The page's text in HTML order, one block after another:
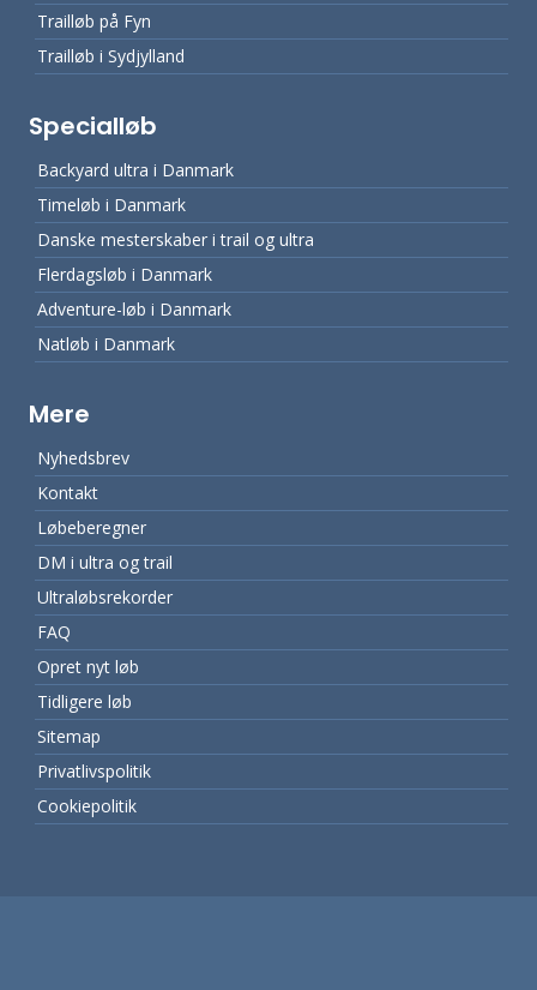
Trailløb på Fyn
Trailløb i Sydjylland
Specialløb
Backyard ultra i Danmark
Timeløb i Danmark
Danske mesterskaber i trail og ultra
Flerdagsløb i Danmark
Adventure-løb i Danmark
Natløb i Danmark
Mere
Nyhedsbrev
Kontakt
Løbeberegner
DM i ultra og trail
Ultraløbsrekorder
FAQ
Opret nyt løb
Tidligere løb
Sitemap
Privatlivspolitik
Cookiepolitik